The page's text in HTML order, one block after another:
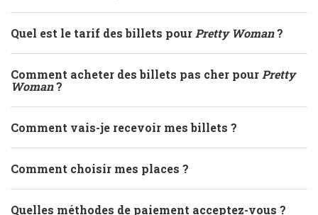
Quel est le tarif des billets pour Pretty Woman?
Comment acheter des billets pas cher pour Pretty
Woman?
Comment vais-je recevoir mes billets ?
Comment choisir mes places ?
Quelles méthodes de paiement acceptez-vous ?